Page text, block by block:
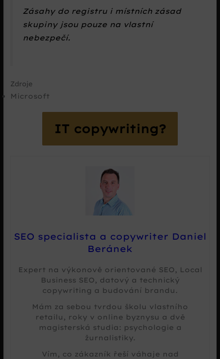
Zásahy do registru i místních zásad
skupiny jsou pouze na vlastní
nebezpečí.
Zdroje
Microsoft
IT copywriting?
SEO specialista a copywriter Daniel
Beránek
Expert na výkonově orientované SEO, Local
Business SEO, datový a technický
copywriting a budování brandu.
Mám za sebou tvrdou školu vlastního
retailu, roky v online byznysu a dvě
magisterská studia: psychologie a
žurnalistiky.
Vím, co zákazník řeší váhaje nad